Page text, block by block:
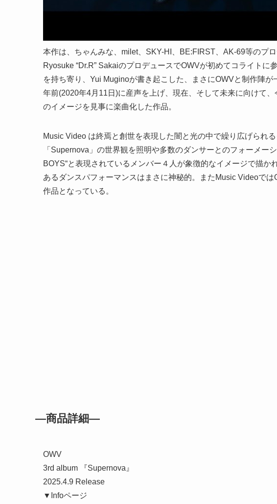
本作は、ちゃんみな、milet、SKY-HI、BE:FIRST、AK-69等のプ
Ryosuke “Dr.R” SakaiのプロデュースでOWVが初めてコライト
を持ち寄り、Yui Muginoが書き起こした、まさにOWVと制作陣
年前(2020年4月11日)に産声を上げ、現在、そして未来に向けて
のイメージを見事に楽曲化した作品。
Music Video は終焉と創世を表現した闇と光の中で繰り広げられ
「Supernova」の世界観を照明や多数のダンサーとのフォーメー
BOYS“と表現されているメンバー４人が象徴的なイメージで描
あるダンスパフォーマンスはまさに神秘的。またMusic Videoで
作品となっている。
―商品詳細―
OWV
3rd album 『Supernova』
2025.4.9 Release
▼Infoページ